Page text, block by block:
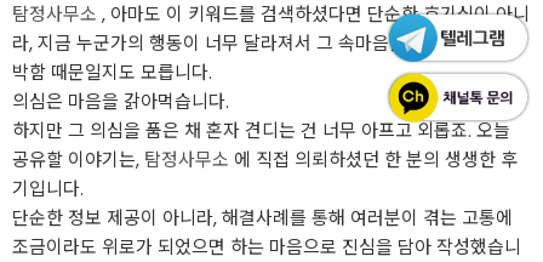
탐정사무소 , 아마도 이 키워드를 검색하셨다면 단순한 호기심이 아니
라, 지금 누군가의 행동이 너무 달라져서 그 속마음을 알고 싶다는 절
박함 때문일지도 모릅니다.
의심은 마음을 갉아먹습니다.
하지만 그 의심을 품은 채 혼자 견디는 건 너무 아프고 외롭죠. 오늘
공유할 이야기는, 탐정사무소 에 직접 의뢰하셨던 한 분의 생생한 후
기입니다.
단순한 정보 제공이 아니라, 해결사례를 통해 여러분이 겪는 고통에
조금이라도 위로가 되었으면 하는 마음으로 진심을 담아 작성했습니